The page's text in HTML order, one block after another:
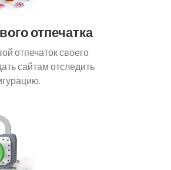
отпечатка
отпечаток своего
сайтам отследить